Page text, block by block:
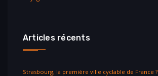
Articles récents
Strasbourg, la première ville cyclable de France ?